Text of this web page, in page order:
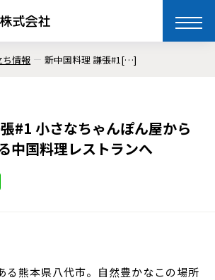
toggle
ち情報 新中国料理 謙張#1[…]
#1 小さなちゃんぽん屋から
中国料理レストランへ
る熊本県八代市。自然豊かなこの場所